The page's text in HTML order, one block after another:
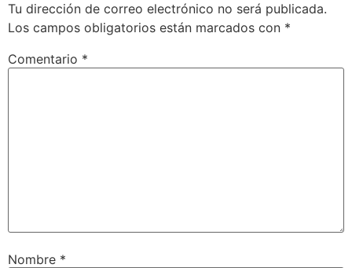
Tu dirección de correo electrónico no será publicada.
Los campos obligatorios están marcados con *
Comentario *
Nombre *